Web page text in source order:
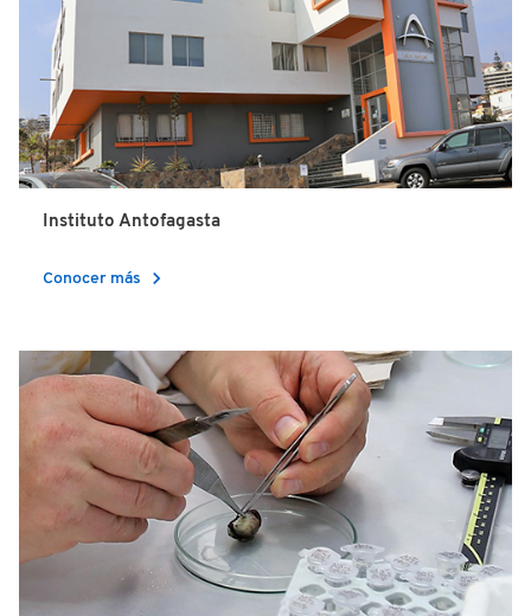
Instituto Antofagasta
Conocer más chevron_right